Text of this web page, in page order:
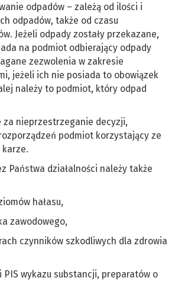
odpadów – zależą od ilości i
odpadów, także od czasu
Jeżeli odpady zostały przekazane,
na podmiot odbierający odpady
zezwolenia w zakresie
jeżeli ich nie posiada to obowiązek
należy to podmiot, który odpad
za nieprzestrzeganie decyzji,
podmiot korzystający ze
Państwa działalności należy także
hałasu,
zawodowego,
czynników szkodliwych dla zdrowia
PIS wykazu substancji, preparatów o